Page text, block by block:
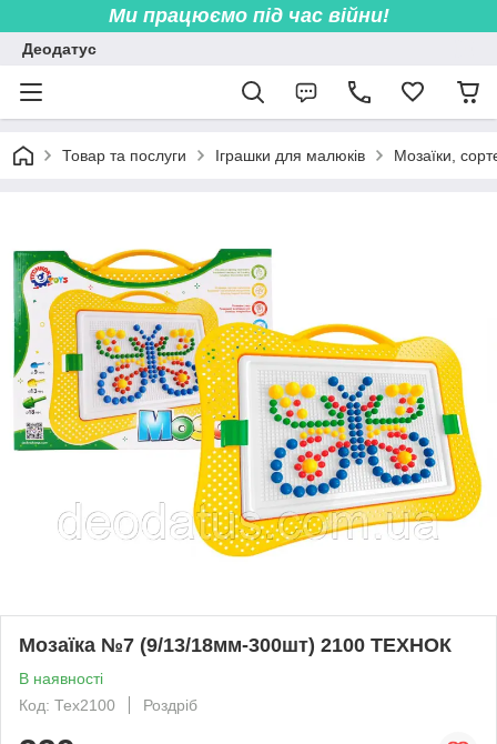
Ми працюємо під час війни!
Деодатус
Товар та послуги Іграшки для малюків Мозаїки,
Мозаїка №7 (9/13/18мм-300шт) 2100 ТЕХНОК
В наявності
Код: Тех2100
Роздріб